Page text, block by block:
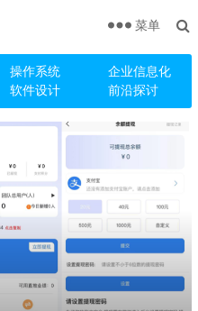
操作系统
企业信息化
软件设计 前沿探讨
菜单